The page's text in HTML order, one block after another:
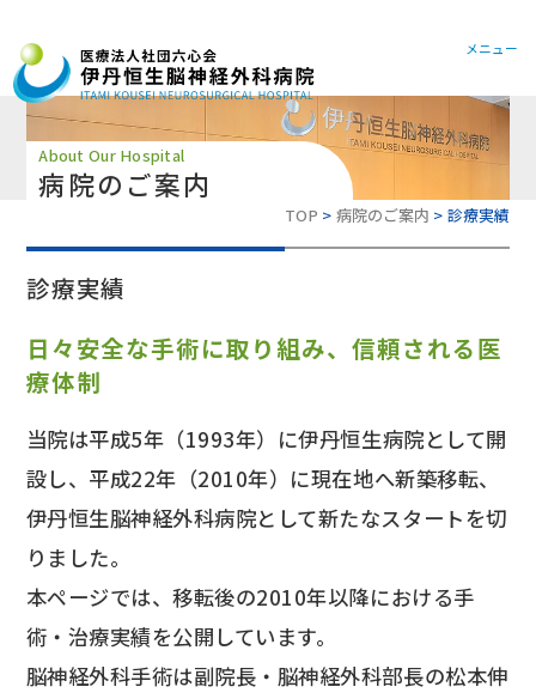
072-
メニュー
About Our Hospital
病院のご案内
TOP 病院のご案内 診療実績
診療実績
日々安全な手術に取り組み、信頼される医
療体制
当院は平成5年（1993年）に伊丹恒生病院として開
設し、平成22年（2010年）に現在地へ新築移転、
伊丹恒生脳神経外科病院として新たなスタートを切
りました。
本ページでは、移転後の2010年以降における手
術・治療実績を公開しています。
脳神経外科手術は副院長・脳神経外科部長の松本伸